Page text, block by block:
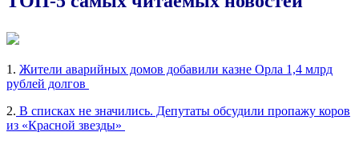
1. Жители аварийных домов добавили казне Орла 1,4 млрд
рублей долгов
2. В списках не значились. Депутаты обсудили пропажу коров
из «Красной звезды»